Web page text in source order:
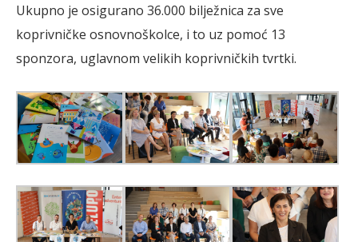
Ukupno je osigurano 36.000 bilježnica za sve
koprivničke osnovnoškolce, i to uz pomoć 13
sponzora, uglavnom velikih koprivničkih tvrtki.